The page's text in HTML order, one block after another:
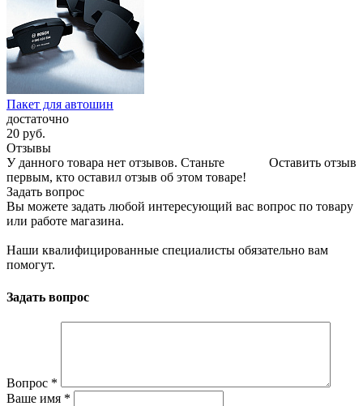
Пакет для автошин
достаточно
20 руб.
Отзывы
Оставить отзыв
У данного товара нет отзывов. Станьте
первым, кто оставил отзыв об этом товаре!
Задать вопрос
Вы можете задать любой интересующий вас вопрос по товару
или работе магазина.
Наши квалифицированные специалисты обязательно вам
помогут.
Задать вопрос
Вопрос *
Ваше имя *